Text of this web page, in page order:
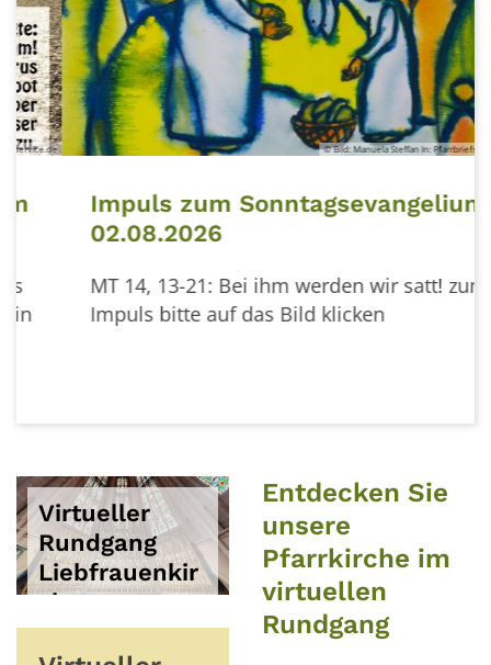
© Bild: Manuela Steffan In: Pfarrbriefservice.de
Impuls zum Sonntagsevangelium
02.08.2026
MT 14, 13-21: Bei ihm werden wir satt! zum
Impuls bitte auf das Bild klicken
Virtueller
Rundgang
Liebfrauenkir
che
© viriditas
Entdecken Sie
unsere
Pfarrkirche im
virtuellen
Rundgang